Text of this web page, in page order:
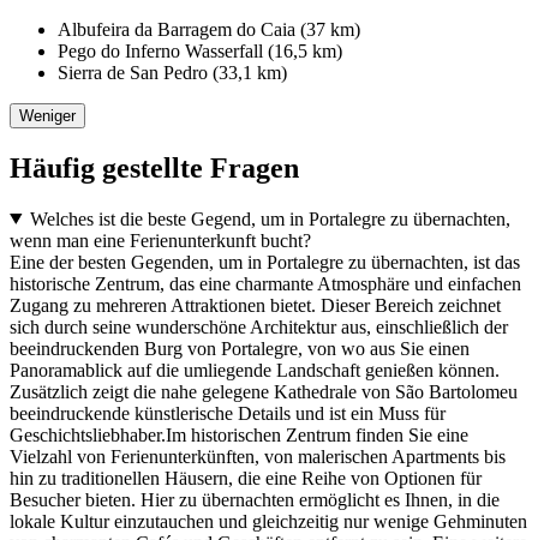
Albufeira da Barragem do Caia (37 km)
Pego do Inferno Wasserfall (16,5 km)
Sierra de San Pedro (33,1 km)
Weniger
Häufig gestellte Fragen
Welches ist die beste Gegend, um in Portalegre zu übernachten,
wenn man eine Ferienunterkunft bucht?
Eine der besten Gegenden, um in Portalegre zu übernachten, ist das
historische Zentrum, das eine charmante Atmosphäre und einfachen
Zugang zu mehreren Attraktionen bietet. Dieser Bereich zeichnet
sich durch seine wunderschöne Architektur aus, einschließlich der
beeindruckenden Burg von Portalegre, von wo aus Sie einen
Panoramablick auf die umliegende Landschaft genießen können.
Zusätzlich zeigt die nahe gelegene Kathedrale von São Bartolomeu
beeindruckende künstlerische Details und ist ein Muss für
Geschichtsliebhaber.Im historischen Zentrum finden Sie eine
Vielzahl von Ferienunterkünften, von malerischen Apartments bis
hin zu traditionellen Häusern, die eine Reihe von Optionen für
Besucher bieten. Hier zu übernachten ermöglicht es Ihnen, in die
lokale Kultur einzutauchen und gleichzeitig nur wenige Gehminuten